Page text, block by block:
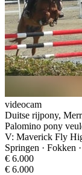
videocam
Duitse rijpony,
Palomino pony
V: Maverick Fly
Springen · Fokken
€ 6.000
€ 6.000